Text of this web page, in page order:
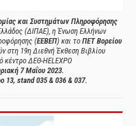
και Συστημάτων Πληροφόρησης
(ΔΙΠΑΕ), η Ένωση Ελλήνων
(ΕΕΒΕΠ) και το ΠΕΤ Βορείου
στη 19η Διεθνή Έκθεση Βιβλίου
κέντρο ΔΕΘ-HELEXPO
7 Μαΐου 2023.
13, stand 035 & 036 & 037.